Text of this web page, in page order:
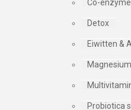
Co-
Detox
Eiwitten &
Magnesium
Probiotica